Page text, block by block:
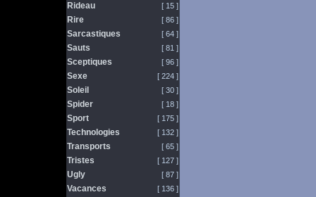
Rideau [ 15 ]
Rire [ 86 ]
Sarcastiques [ 64 ]
Sauts [ 81 ]
Sceptiques [ 96 ]
Sexe [ 224 ]
Soleil [ 30 ]
Spider [ 18 ]
Sport [ 175 ]
Technologies [ 132 ]
Transports [ 65 ]
Tristes [ 127 ]
Ugly [ 87 ]
Vacances [ 136 ]